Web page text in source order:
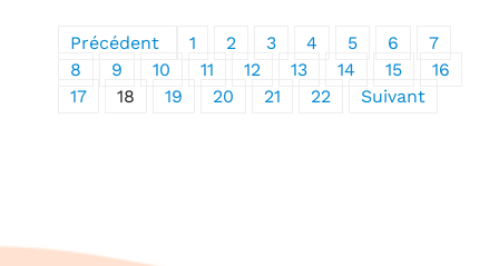
Précédent 1 2 3 4 5 6
7
8
9 10 11 12 13 14 15
16
17
18 19 20 21 22 Suivant